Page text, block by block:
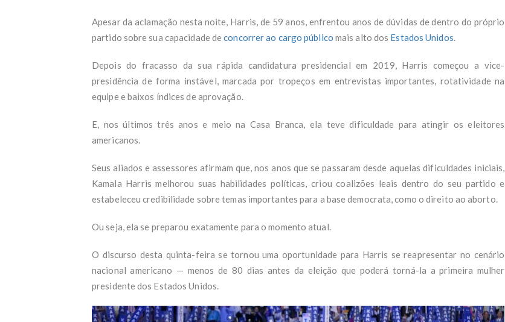
Apesar da aclamação nesta noite, Harris, de 59 anos, enfrentou anos de dúvidas de dentro do próprio
partido sobre sua capacidade deconcorrer ao cargo público mais alto dos Estados Unidos.
Depois do fracasso da sua rápida candidatura presidencial em 2019, Harris começou a vice-
presidência de forma instável, marcada por tropeços em entrevistas importantes, rotatividade na
equipe e baixos índices de aprovação.
E, nos últimos três anos e meio na Casa Branca, ela teve dificuldade para atingir os eleitores
americanos.
Seus aliados e assessores afirmam que, nos anos que se passaram desde aquelas dificuldades iniciais,
Kamala Harris melhorou suas habilidades políticas, criou coalizões leais dentro do seu partido e
estabeleceu credibilidade sobre temas importantes para a base democrata, como o direito ao aborto.
Ou seja, ela se preparou exatamente para o momento atual.
O discurso desta quinta-feira se tornou uma oportunidade para Harris se reapresentar no cenário
nacional americano — menos de 80 dias antes da eleição que poderá torná-la a primeira mulher
presidente dos Estados Unidos.